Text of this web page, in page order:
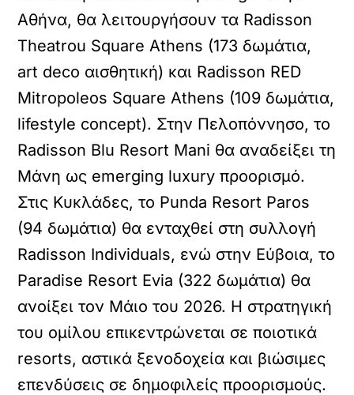
Αθήνα, θα λειτουργήσουν τα Radisson
Theatrou Square Athens (173 δωμάτια,
art deco αισθητική) και Radisson RED
Mitropoleos Square Athens (109 δωμάτια,
lifestyle concept). Στην Πελοπόννησο, το
Radisson Blu Resort Mani θα αναδείξει τη
Μάνη ως emerging luxury προορισμό.
Στις Κυκλάδες, το Punda Resort Paros
(94 δωμάτια) θα ενταχθεί στη συλλογή
Radisson Individuals, ενώ στην Εύβοια, το
Paradise Resort Evia (322 δωμάτια) θα
ανοίξει τον Μάιο του 2026. Η στρατηγική
του ομίλου επικεντρώνεται σε ποιοτικά
resorts, αστικά ξενοδοχεία και βιώσιμες
επενδύσεις σε δημοφιλείς προορισμούς.